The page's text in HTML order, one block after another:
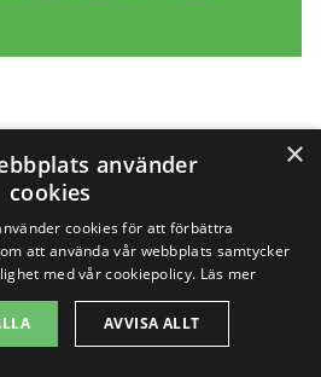
för
i
nära
×
använder
cookies
cookies för att förbättra
att använda vår webbplats samtycker
med vår cookiepolicy. Läs mer
AVVISA ALLT